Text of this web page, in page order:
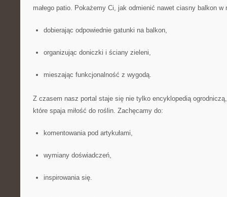
małego patio. Pokażemy Ci, jak odmienić nawet ciasny balkon w
dobierając odpowiednie gatunki na balkon,
organizując doniczki i ściany zieleni,
mieszając funkcjonalność z wygodą.
Z czasem nasz portal staje się nie tylko encyklopedią
które spaja miłość do roślin. Zachęcamy do:
komentowania pod artykułami,
wymiany doświadczeń,
inspirowania się.